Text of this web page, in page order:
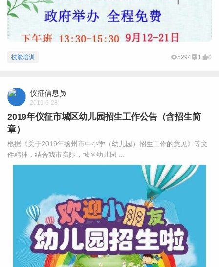
技能培训 5294 1 0
仪征信息员
2019-6-28
2019年仪征市城区幼儿园招生工作公告（含招生简
章）
根据《关于2019年扬州市中小学（幼儿园）招生工作的意见》等文
件精神，结合我市实际，城区幼儿园 ...